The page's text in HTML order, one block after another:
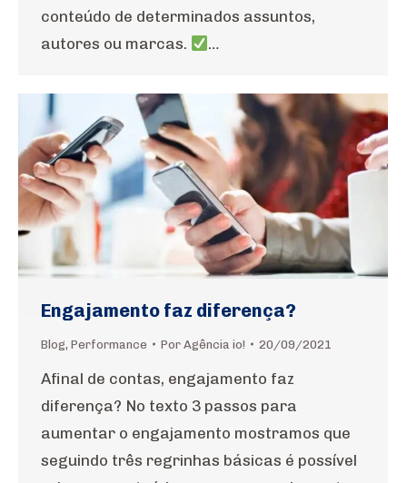
conteúdo de determinados assuntos,
autores ou marcas.
…
Engajamento faz diferença?
Blog, Performance Por Agência io! 20/09/2021
Afinal de contas, engajamento faz
diferença? No texto 3 passos para
aumentar o engajamento mostramos que
seguindo três regrinhas básicas é possível